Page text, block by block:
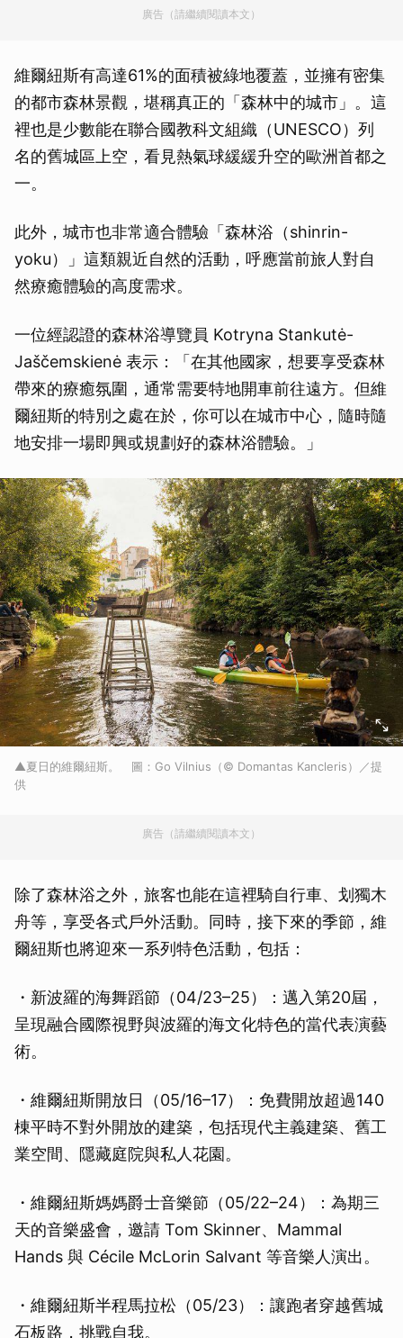
廣告（請繼續閱讀本文）
維爾紐斯有高達61%的面積被綠地覆蓋，並擁有密集
的都市森林景觀，堪稱真正的「森林中的城市」。這
裡也是少數能在聯合國教科文組織（UNESCO）列
名的舊城區上空，看見熱氣球緩緩升空的歐洲首都之
一。
此外，城市也非常適合體驗「森林浴（shinrin-
yoku）」這類親近自然的活動，呼應當前旅人對自
然療癒體驗的高度需求。
一位經認證的森林浴導覽員 Kotryna Stankutė-
Jaščemskienė 表示：「在其他國家，想要享受森林
帶來的療癒氛圍，通常需要特地開車前往遠方。但維
爾紐斯的特別之處在於，你可以在城市中心，隨時隨
地安排一場即興或規劃好的森林浴體驗。」
▲夏日的維爾紐斯。 圖：Go Vilnius（© Domantas Kancleris）／提
供
廣告（請繼續閱讀本文）
除了森林浴之外，旅客也能在這裡騎自行車、划獨木
舟等，享受各式戶外活動。同時，接下來的季節，維
爾紐斯也將迎來一系列特色活動，包括：
・新波羅的海舞蹈節（04/23–25）：邁入第20屆，
呈現融合國際視野與波羅的海文化特色的當代表演藝
術。
・維爾紐斯開放日（05/16–17）：免費開放超過140
棟平時不對外開放的建築，包括現代主義建築、舊工
業空間、隱藏庭院與私人花園。
・維爾紐斯媽媽爵士音樂節（05/22–24）：為期三
天的音樂盛會，邀請 Tom Skinner、Mammal
Hands 與 Cécile McLorin Salvant 等音樂人演出。
・維爾紐斯半程馬拉松（05/23）：讓跑者穿越舊城
石板路，挑戰自我。